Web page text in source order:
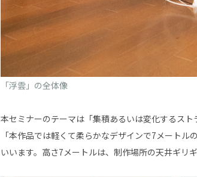
「浮雲」の全体像
本セミナーのテーマは「集積あるいは変化するスト
「本作品では軽くて柔らかなデザインで7メート
いいます。高さ7メートルは、制作場所の天井ギリギ